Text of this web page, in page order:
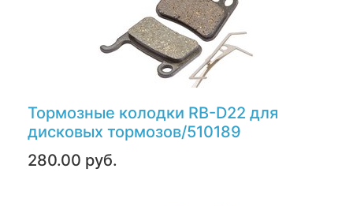
Тормозные колодки RB-D22 для
дисковых тормозов/510189
280.00 руб.